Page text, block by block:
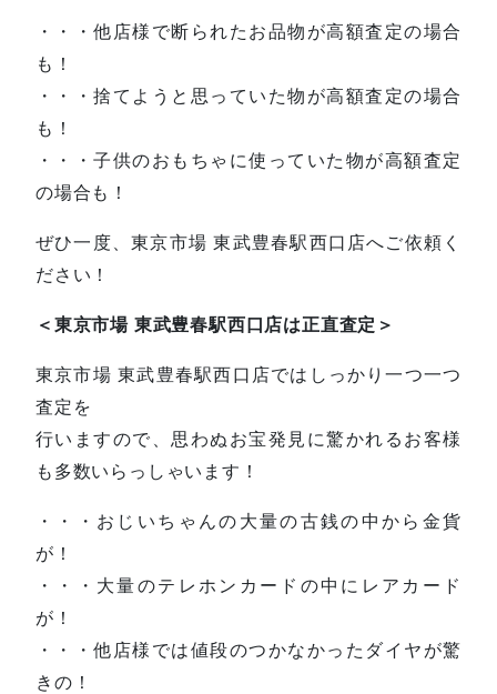
・・・他店様で断られたお品物が高額査定の場合
も！
・・・捨てようと思っていた物が高額査定の場合
も！
・・・子供のおもちゃに使っていた物が高額査定
の場合も！
ぜひ一度、東京市場 東武豊春駅西口店へご依頼く
ださい！
＜東京市場 東武豊春駅西口店は正直査定＞
東京市場 東武豊春駅西口店ではしっかり一つ一つ
査定を
行いますので、思わぬお宝発見に驚かれるお客様
も多数いらっしゃいます！
・・・おじいちゃんの大量の古銭の中から金貨
が！
・・・大量のテレホンカードの中にレアカード
が！
・・・他店様では値段のつかなかったダイヤが驚
きの！